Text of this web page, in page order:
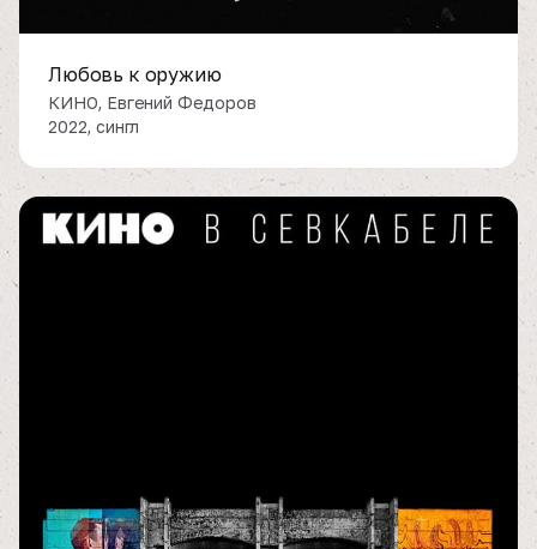
Любовь к оружию
КИНО, Евгений Федоров
2022, сингл